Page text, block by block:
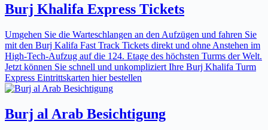
Burj Khalifa Express Tickets
Umgehen Sie die Warteschlangen an den Aufzügen und fahren Sie
mit den Burj Kalifa Fast Track Tickets direkt und ohne Anstehen im
High-Tech-Aufzug auf die 124. Etage des höchsten Turms der Welt.
Jetzt können Sie schnell und unkompliziert Ihre Burj Khalifa Turm
Express Eintrittskarten hier bestellen
Burj al Arab Besichtigung